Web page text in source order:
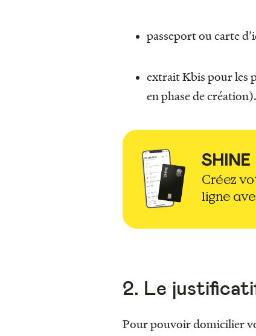
passeport ou carte
extrait Kbis pour les
en phase de création).
Créez
ligne
2. Le
Pour pouvoir domicilier